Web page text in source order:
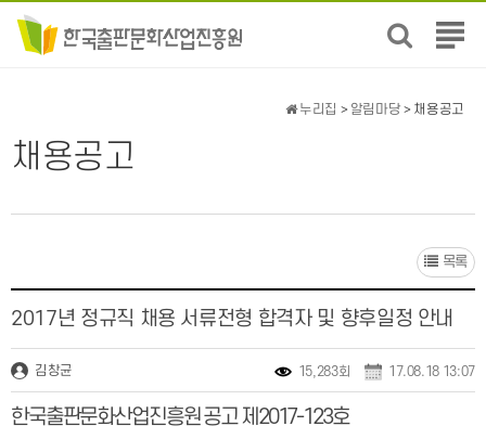
전
뉴
채용공고
누리집 > 알림마당 > 채용공고
목록
2017년 정규직 채용 서류전형 합격자 및 향후일정 안내
김창균 15,283회 17.08.18 13:07
한국출판문화산업진흥원 공고 제 2017-123호